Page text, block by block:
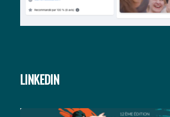
LINKEDIN